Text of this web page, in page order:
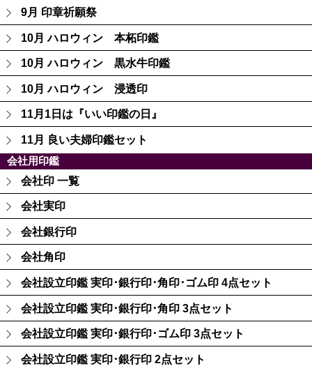
9月 印章祈願祭
10月 ハロウィン 本柘印鑑
10月 ハロウィン 黒水牛印鑑
10月 ハロウィン 浸透印
11月1日は『いい印鑑の日』
11月 良い夫婦印鑑セット
会社用印鑑
会社印 一覧
会社実印
会社銀行印
会社角印
会社設立印鑑 実印･銀行印･角印･ゴム印 4点セット
会社設立印鑑 実印･銀行印･角印 3点セット
会社設立印鑑 実印･銀行印･ゴム印 3点セット
会社設立印鑑 実印･銀行印 2点セット